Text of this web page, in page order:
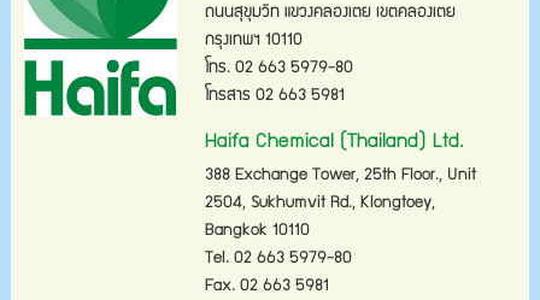
ถนนสุขุมวิท แขวงคลองเตย เขตคลองเตย
กรุงเทพฯ 10110
โทร. 02 663 5979-80
โทรสาร 02 663 5981
Haifa Chemical (Thailand) Ltd.
388 Exchange Tower, 25th Floor., Unit
2504, Sukhumvit Rd., Klongtoey,
Bangkok 10110
Tel. 02 663 5979-80
Fax. 02 663 5981